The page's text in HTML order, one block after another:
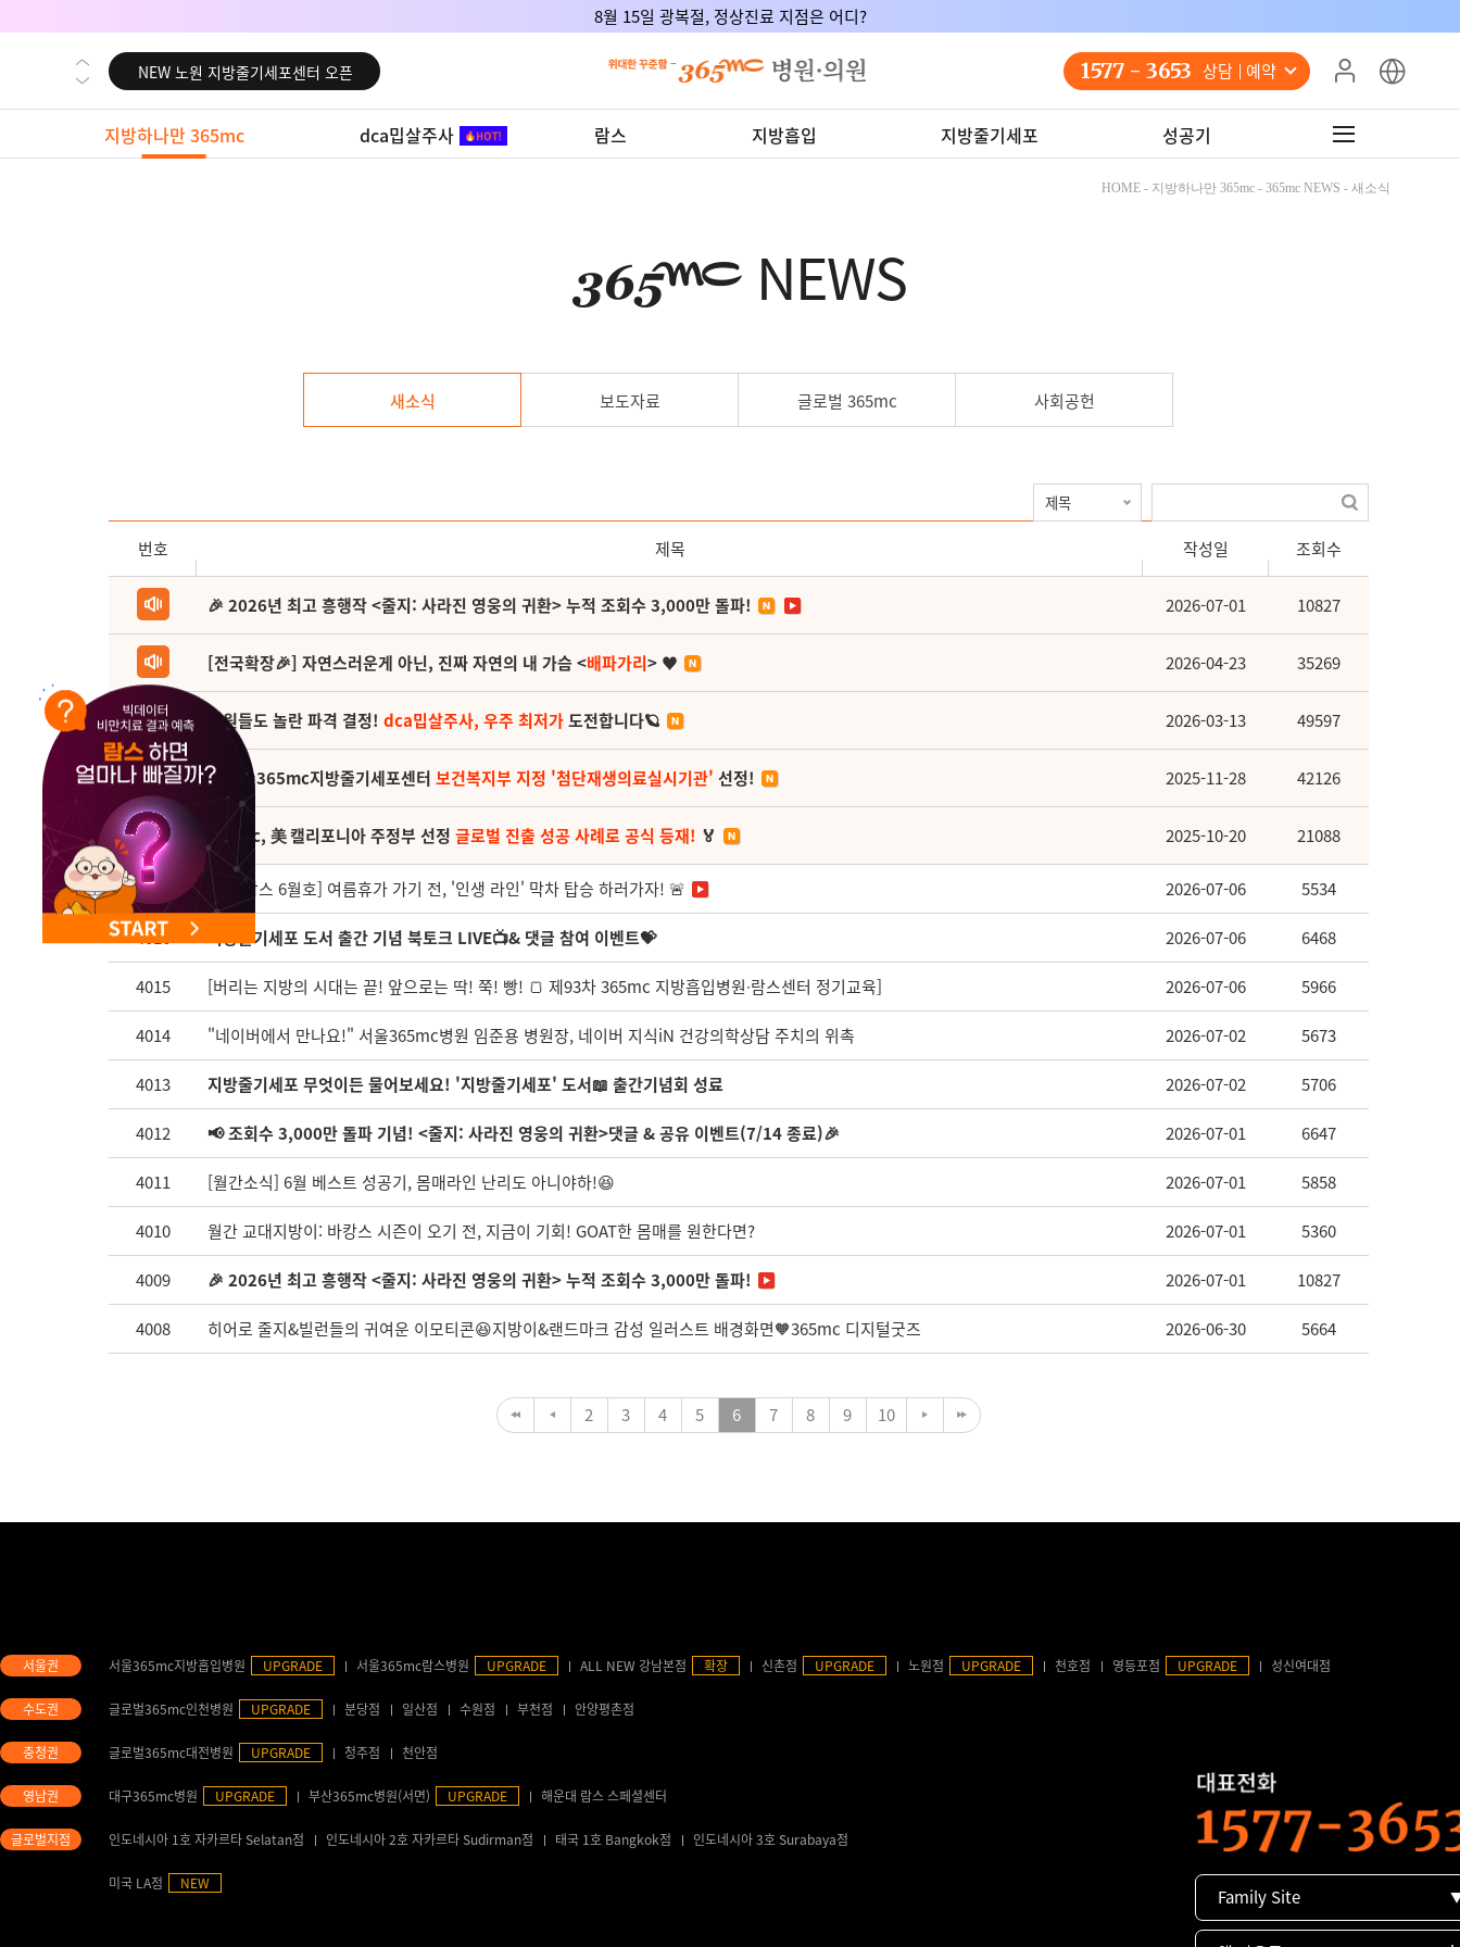
8월 15일 광복절, 정상진료 지점은 어디?
NEW 대전 지방줄기세포센터 오픈
NEW 노원 지방줄기세포센터 오픈
NEW 미국 LA점 오픈
NEW 부산 지방줄기세포센터 오픈
NEW 부산 지방줄기세포센터 오픈
1577 - 3653 상담 예약
지방하나만 365mc dca밉살주사 람스 지방흡입 지방줄기세포 성공기
HOME - 지방하나만 365mc - 365mc NEWS - 새소식
NEWS
새소식 보도자료 글로벌 365mc 사회공헌
번호 제목 작성일 조회수
🎉 2026년 최고 흥행작 <줄지: 사라진 영웅의 귀환> 누적 조회수 3,000만 돌파! 2026-07-01 10827
[전국확장🎉] 자연스러운게 아닌, 진짜 자연의 내 가슴 <배파가리> ♥ 2026-04-23 35269
직원들도 놀란 파격 결정! dca밉살주사, 우주 최저가도전합니다🪐 2026-03-13 49597
(축) 🎉365mc지방줄기세포센터 보건복지부 지정 '첨단재생의료실시기관' 선정! 2025-11-28 42126
365mc, 美 캘리포니아 주정부 선정 글로벌 진출 성공 사례로 공식 등재! 🏅 2025-10-20 21088
4017 [월간람스 6월호] 여름휴가 가기 전, '인생 라인' 막차 탑승 하러가자! 🚨 2026-07-06 5534
4016 지방줄기세포 도서 출간 기념 북토크 LIVE📺& 댓글 참여 이벤트💝 2026-07-06 6468
4015 [버리는 지방의 시대는 끝! 앞으로는 딱! 쭉! 빵! 🍞 제93차 365mc 지방흡입병원∙람스센터 정기교육] 2026-07-06 5966
4014 "네이버에서 만나요!" 서울365mc병원 임준용 병원장, 네이버 지식iN 건강의학상담 주치의 위촉 2026-07-02 5673
4013 지방줄기세포 무엇이든 물어보세요! '지방줄기세포' 도서📖 출간기념회 성료 2026-07-02 5706
4012 📢 조회수 3,000만 돌파 기념! <줄지: 사라진 영웅의 귀환>댓글 & 공유 이벤트(7/14 종료)🎉 2026-07-01 6647
4011 [월간소식] 6월 베스트 성공기, 몸매라인 난리도 아니야하!😆 2026-07-01 5858
4010 월간 교대지방이: 바캉스 시즌이 오기 전, 지금이 기회! GOAT한 몸매를 원한다면? 2026-07-01 5360
4009 🎉 2026년 최고 흥행작 <줄지: 사라진 영웅의 귀환> 누적 조회수 3,000만 돌파! 2026-07-01 10827
4008 히어로 줄지&빌런들의 귀여운 이모티콘😆지방이&랜드마크 감성 일러스트 배경화면🧡365mc 디지털굿즈 2026-06-30 5664
2 3 4 5 6 7 8 9 10
서울365mc지방흡입병원 UPGRADE 서울365mc람스병원 UPGRADE ALL NEW 강남본점 확장 신촌점 UPGRADE 노원점 UPGRADE 천호점 영등포점 UPGRADE 성신여대점
글로벌365mc인천병원 UPGRADE 분당점 일산점 수원점 부천점 안양평촌점
글로벌365mc대전병원 UPGRADE 청주점 천안점
대구365mc병원 UPGRADE 부산365mc병원(서면) UPGRADE 해운대 람스 스페셜센터
인도네시아 1호 자카르타 Selatan점 인도네시아 2호 자카르타 Sudirman점 태국 1호 Bangkok점 인도네시아 3호 Surabaya점
미국 LA점 NEW
Family Site